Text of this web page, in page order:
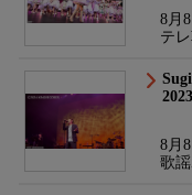
8月
テ
8月
歌